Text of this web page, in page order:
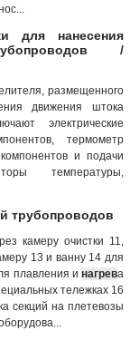
для нанесения
/
размещенного
движения штока
электрические
термометр
и подачи
температуры,
трубопроводов
камеру очистки 11,
13 и ванну 14 для
плавления и нагрева
тележках 16
секций на плетевозы